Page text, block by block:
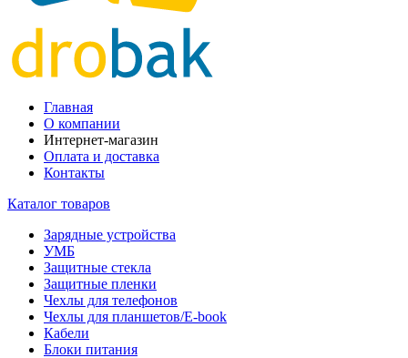
Главная
О компании
Интернет-магазин
Оплата и доставка
Контакты
Каталог товаров
Зарядные устройства
УМБ
Защитные стекла
Защитные пленки
Чехлы для телефонов
Чехлы для планшетов/E-book
Кабели
Блоки питания